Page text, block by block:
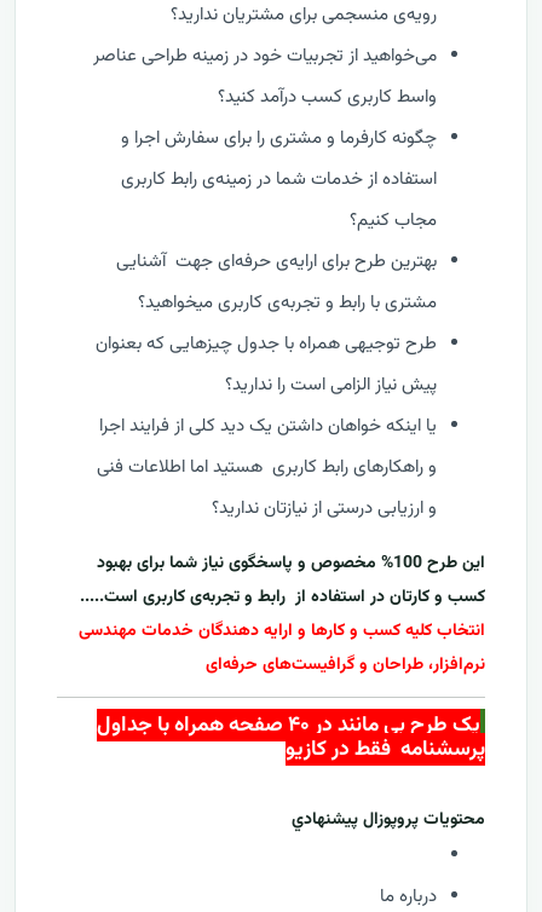
رویه‌ی منسجمی برای مشتریان ندارید؟
می‌خواهید از تجربیات‌ خود در زمینه طراحی عناصر
واسط کاربری کسب درآمد کنید؟
چگونه کارفرما و مشتری را برای سفارش اجرا و
استفاده از خدمات شما در زمینه‌ی رابط کاربری
مجاب کنیم؟
بهترین طرح برای ارایه‌ی حرفه‌ای جهت آشنایی
مشتری با رابط و تجربه‌ی کاربری میخواهید؟
طرح توجیهی همراه با جدول چیزهایی که بعنوان
پیش نیاز الزامی است را ندارید؟
یا اینکه خواهان داشتن یک دید کلی از فرایند اجرا
و راهکارهای رابط کاربری هستید اما اطلاعات فنی
و ارزیابی درستی از نیازتان ندارید؟
این طرح 100% مخصوص و پاسخگوی نیاز شما برای بهبود
کسب و کارتان در استفاده از رابط و تجربه‌ی کاربری است.....
انتخاب کلیه کسب و کارها و ارایه دهندگان خدمات مهندسی
نرم‌افزار، طراحان و گرافیست‌های حرفه‌ای
یک طرح بی مانند در ۴۰ صفحه همراه با جداول
پرسشنامه فقط در کازيو
محتويات پروپوزال پيشنهادي
درباره ما